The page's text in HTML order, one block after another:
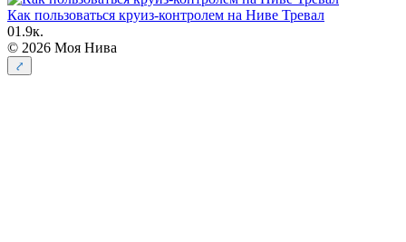
Как пользоваться круиз-контролем на Ниве Тревал
01.9к.
© 2026 Моя Нива